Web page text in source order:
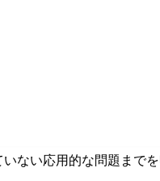
ない応用的な問題まで